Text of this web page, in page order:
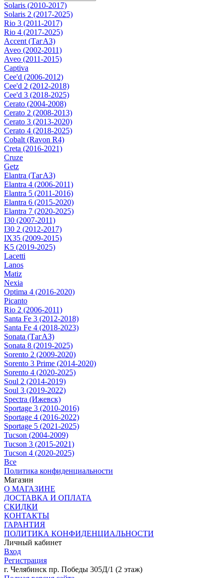
Solaris (2010-2017)
Solaris 2 (2017-2025)
Rio 3 (2011-2017)
Rio 4 (2017-2025)
Accent (ТагАЗ)
Aveo (2002-2011)
Aveo (2011-2015)
Captiva
Cee'd (2006-2012)
Cee'd 2 (2012-2018)
Cee'd 3 (2018-2025)
Cerato (2004-2008)
Cerato 2 (2008-2013)
Cerato 3 (2013-2020)
Cerato 4 (2018-2025)
Cobalt (Ravon R4)
Creta (2016-2021)
Cruze
Getz
Elantra (ТагАЗ)
Elantra 4 (2006-2011)
Elantra 5 (2011-2016)
Elantra 6 (2015-2020)
Elantra 7 (2020-2025)
I30 (2007-2011)
I30 2 (2012-2017)
IX35 (2009-2015)
K5 (2019-2025)
Lacetti
Lanos
Matiz
Nexia
Optima 4 (2016-2020)
Picanto
Rio 2 (2006-2011)
Santa Fe 3 (2012-2018)
Santa Fe 4 (2018-2023)
Sonata (ТагАЗ)
Sonata 8 (2019-2025)
Sorento 2 (2009-2020)
Sorento 3 Prime (2014-2020)
Sorento 4 (2020-2025)
Soul 2 (2014-2019)
Soul 3 (2019-2022)
Spectra (Ижевск)
Sportage 3 (2010-2016)
Sportage 4 (2016-2022)
Sportage 5 (2021-2025)
Tucson (2004-2009)
Tucson 3 (2015-2021)
Tucson 4 (2020-2025)
Все
Политика конфиденциальности
Магазин
О МАГАЗИНЕ
ДОСТАВКА И ОПЛАТА
СКИДКИ
КОНТАКТЫ
ГАРАНТИЯ
ПОЛИТИКА КОНФИДЕНЦИАЛЬНОСТИ
Личный кабинет
Вход
Регистрация
г. Челябинск пр. Победы 305Д/1 (2 этаж)